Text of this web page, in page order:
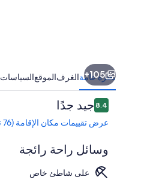
105+
نظرة عامةالغرفالموقعالسياسات
التقييمات
8.48.4 من 10جيد جدًا
عرض تقييمات مكان الإقامة (76 تقييماً)
وسائل راحة رائجة
على شاطئ خاص